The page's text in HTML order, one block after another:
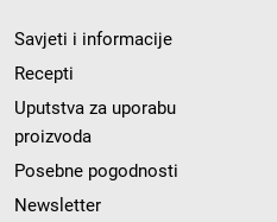
Savjeti i informacije
Recepti
Uputstva za uporabu
proizvoda
Posebne pogodnosti
Newsletter